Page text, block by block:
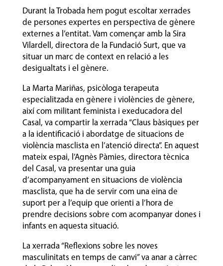
Durant la Trobada hem pogut escoltar xerrades
de persones expertes en perspectiva de gènere
externes a l’entitat. Vam començar amb la Sira
Vilardell, directora de la Fundació Surt, que va
situar un marc de context en relació a les
desigualtats i el gènere.
La Marta Mariñas, psicòloga terapeuta
especialitzada en gènere i violències de gènere,
així com militant feminista i exeducadora del
Casal, va compartir la xerrada “Claus bàsiques per
a la identificació i abordatge de situacions de
violència masclista en l’atenció directa”. En aquest
mateix espai, l’Agnès Pàmies, directora tècnica
del Casal, va presentar una guia
d’acompanyament en situacions de violència
masclista, que ha de servir com una eina de
suport per a l’equip que orienti a l’hora de
prendre decisions sobre com acompanyar dones i
infants en aquesta situació.
La xerrada “Reflexions sobre les noves
masculinitats en temps de canvi” va anar a càrrec